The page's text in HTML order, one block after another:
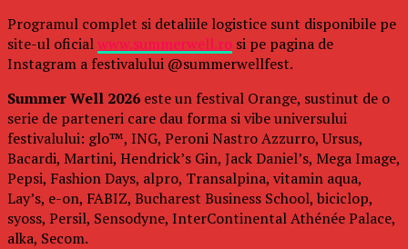
Programul complet si detaliile logistice sunt disponibile pe
site-ul oficialwww.summerwell.ro si pe pagina de
Instagram a festivalului @summerwellfest.
Summer Well 2026 este un festival Orange, sustinut de o
serie de parteneri care dau forma si vibe universului
festivalului: glo™, ING, Peroni Nastro Azzurro, Ursus,
Bacardi, Martini, Hendrick’s Gin, Jack Daniel’s, Mega Image,
Pepsi, Fashion Days, alpro, Transalpina, vitamin aqua,
Lay’s, e-on, FABIZ, Bucharest Business School, biciclop,
syoss, Persil, Sensodyne, InterContinental Athénée Palace,
alka, Secom.